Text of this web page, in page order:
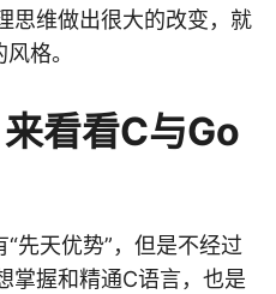
思维做出很大的改变，就
格。
看看C与Go
先天优势”，但是不经过
掌握和精通C语言，也是